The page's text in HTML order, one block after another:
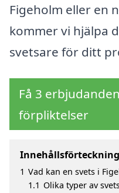
Figeholm eller en
kommer vi hjälpa
svetsare för ditt
Få 3
förpliktelser
Innehållsförteckning
1 Vad kan en svets i
1.1 Olika typer av